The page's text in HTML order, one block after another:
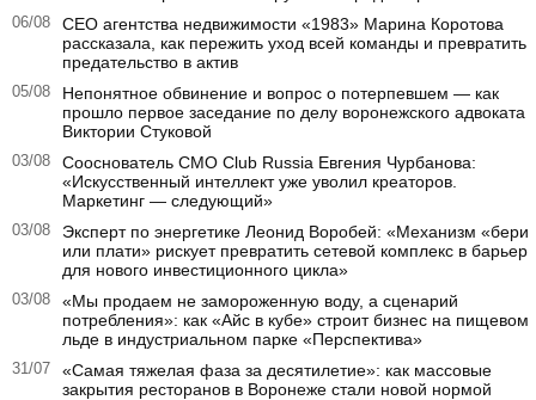
06/08
CEO агентства недвижимости «1983» Марина Коротова
рассказала, как пережить уход всей команды и превратить
предательство в актив
05/08
Непонятное обвинение и вопрос о потерпевшем — как
прошло первое заседание по делу воронежского адвоката
Виктории Стуковой
03/08
Сооснователь CMO Club Russia Евгения Чурбанова:
«Искусственный интеллект уже уволил креаторов.
Маркетинг — следующий»
03/08
Эксперт по энергетике Леонид Воробей: «Механизм «бери
или плати» рискует превратить сетевой комплекс в барьер
для нового инвестиционного цикла»
03/08
«Мы продаем не замороженную воду, а сценарий
потребления»: как «Айс в кубе» строит бизнес на пищевом
льде в индустриальном парке «Перспектива»
31/07
«Самая тяжелая фаза за десятилетие»: как массовые
закрытия ресторанов в Воронеже стали новой нормой